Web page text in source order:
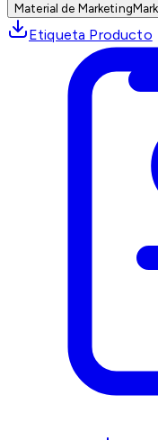
Material de Marketing
Etiqueta Producto